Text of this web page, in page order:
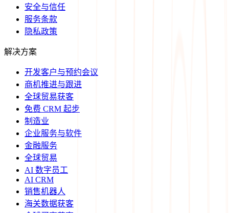
安全与信任
服务条款
隐私政策
解决方案
开发客户与预约会议
商机推进与跟进
全球贸易获客
免费 CRM 起步
制造业
企业服务与软件
金融服务
全球贸易
AI 数字员工
AI CRM
销售机器人
海关数据获客